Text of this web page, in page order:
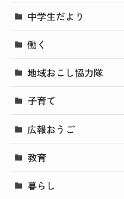
中学生だより
働く
地域おこし協力隊
子育て
広報おうご
教育
暮らし